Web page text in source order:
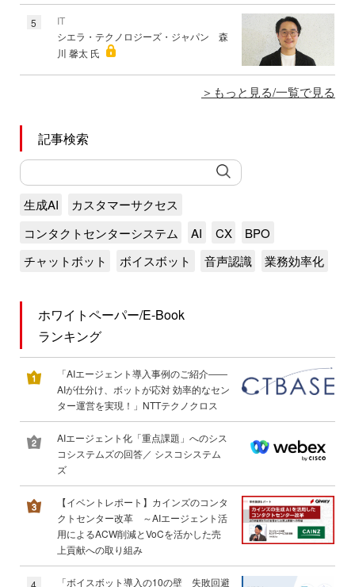
5
IT
シエラ・テクノロジーズ・ジャパン 森
川 馨太 氏
もっと見る/一覧で見る
記事検索
生成AI
カスタマーサクセス
コンタクトセンターシステム
AI CX
BPO
チャットボット
ボイスボット 音声認識 業務効率化
ホワイトペーパー/E-Book
ランキング
「AIエージェント導入事例のご紹介――
AIが仕分け、ボットが応対 効率的なセン
ター運営を実現！」NTTテクノクロス
AIエージェント化「重点課題」へのシス
コシステムズの回答／ シスコシステム
ズ
【イベントレポート】カインズのコンタ
クトセンター改革 ～AIエージェント活
用によるACW削減とVoCを活かした売
上貢献への取り組み
「ボイスボット導入の10の壁 失敗回避